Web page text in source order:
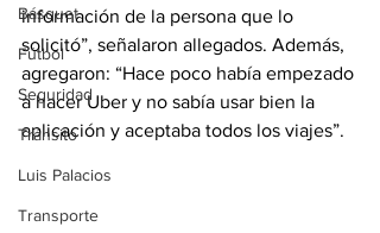
Básquet
Fútbol
Seguridad
Tránsito
Luis Palacios
Transporte
información de la persona que lo
solicitó”, señalaron allegados. Además,
agregaron: “Hace poco había empezado
a hacer Uber y no sabía usar bien la
aplicación y aceptaba todos los viajes”.